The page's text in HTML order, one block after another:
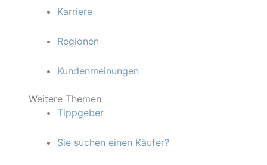
Karriere
Regionen
Kundenmeinungen
Weitere Themen
Tippgeber
Sie suchen einen Käufer?